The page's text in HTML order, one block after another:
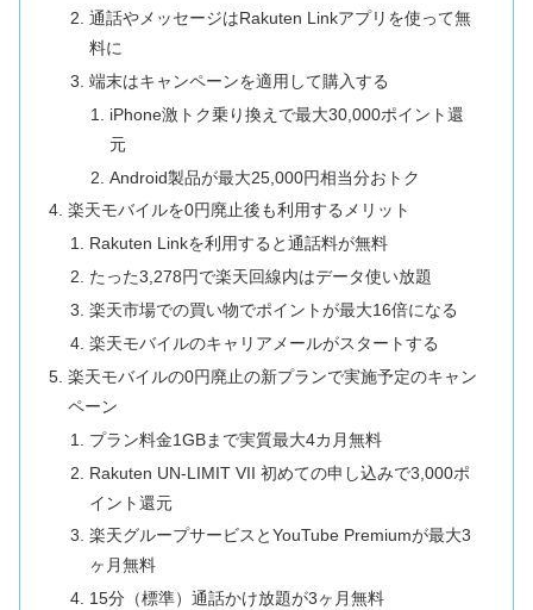
通話やメッセージはRakuten Linkアプリを使って無
料に
端末はキャンペーンを適用して購入する
iPhone激トク乗り換えで最大30,000ポイント還
元
Android製品が最大25,000円相当分おトク
楽天モバイルを0円廃止後も利用するメリット
Rakuten Linkを利用すると通話料が無料
たった3,278円で楽天回線内はデータ使い放題
楽天市場での買い物でポイントが最大16倍になる
楽天モバイルのキャリアメールがスタートする
楽天モバイルの0円廃止の新プランで実施予定のキャン
ペーン
プラン料金1GBまで実質最大4カ月無料
Rakuten UN-LIMIT VII 初めての申し込みで3,000ポ
イント還元
楽天グループサービスとYouTube Premiumが最大3
ヶ月無料
15分（標準）通話かけ放題が3ヶ月無料